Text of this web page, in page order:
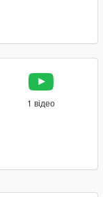
1 відео